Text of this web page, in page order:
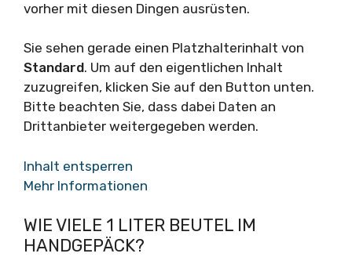
vorher mit diesen Dingen ausrüsten.
Sie sehen gerade einen Platzhalterinhalt von
Standard. Um auf den eigentlichen Inhalt
zuzugreifen, klicken Sie auf den Button unten.
Bitte beachten Sie, dass dabei Daten an
Drittanbieter weitergegeben werden.
Inhalt entsperren
Mehr Informationen
WIE VIELE 1 LITER BEUTEL IM
HANDGEPÄCK?